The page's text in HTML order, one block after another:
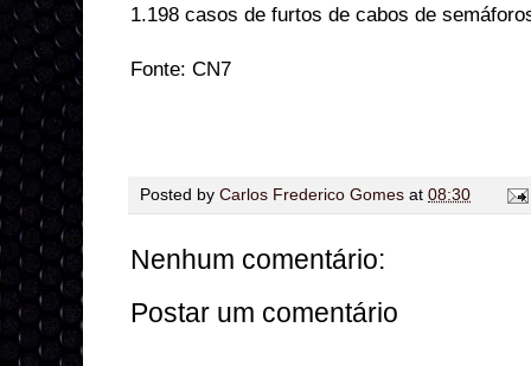
1.198 casos de furtos de cabos de
Fonte: CN7
Posted by Carlos Frederico Gomes at 08:30
Nenhum comentário:
Postar um comentário